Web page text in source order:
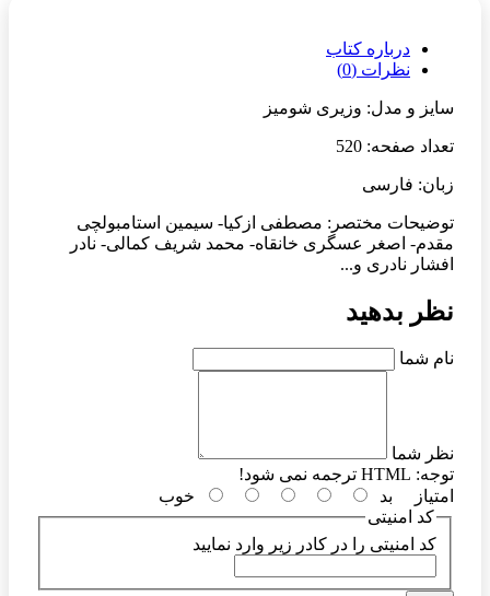
درباره کتاب
نظرات (0)
سایز و مدل: وزیری شومیز
تعداد صفحه: 520
زبان: فارسی
توضیحات مختصر: مصطفی ازکیا- سیمین استامبولچی
مقدم- اصغر عسگری خانقاه- محمد شریف کمالی- نادر
افشار نادری و...
نظر بدهید
نام شما
نظر شما
توجه:
امتیاز
بد
خوب
کد امنیتی
کد امنیتی را در کادر زیر وارد نمایید